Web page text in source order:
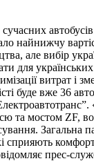
найнижчу
але вибір
для
витрат і
буде вже 36
та мостом ZF,
Загальна
сприяють
прес-